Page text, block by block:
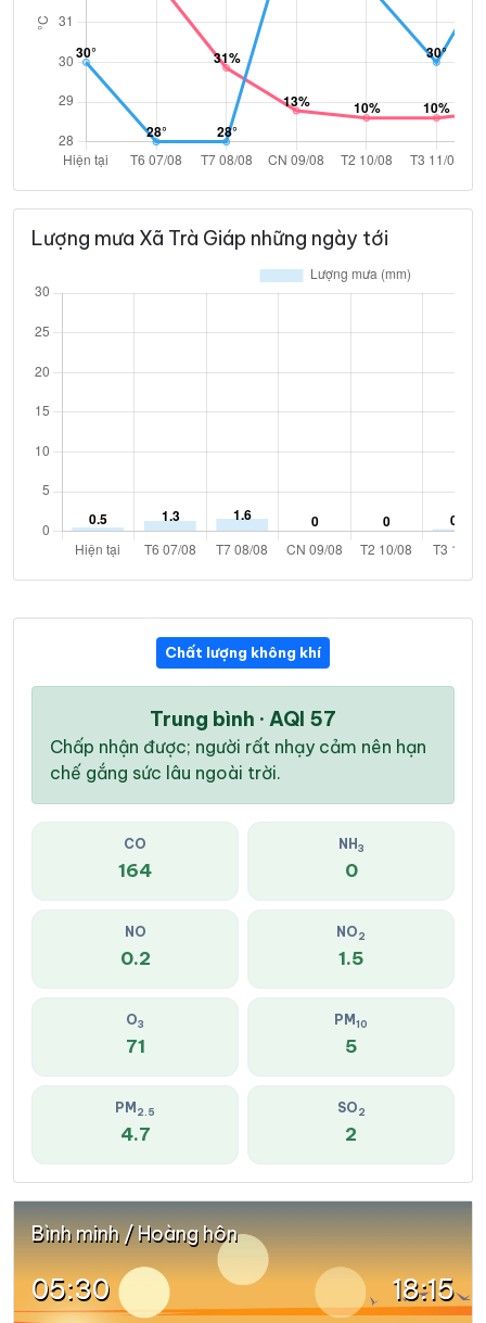
Lượng mưa Xã Trà Giáp những ngày tới
Chất lượng không khí
Trung bình · AQI 57
Chấp nhận được; người rất nhạy cảm nên hạn
chế gắng sức lâu ngoài trời.
CO
164
NH 3
0
NO
0.2
NO2
1.5
O3
71
PM 10
5
PM 2.5
4.7
SO2
2
Bình minh / Hoàng hôn
05:30 18:15